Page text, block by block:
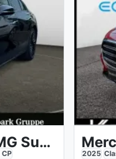
Mercedes-Benz E 300 e AMG Superscreen Night 360
CP
2025